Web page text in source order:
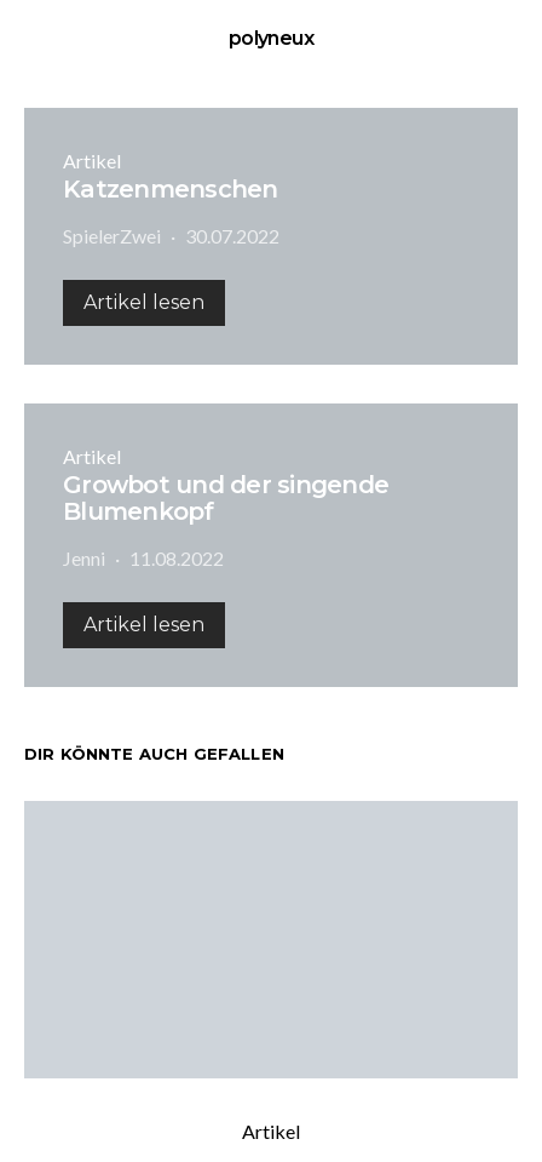
polyneux
Artikel
Katzenmenschen
SpielerZwei 30.07.2022
Artikel lesen
Artikel
Growbot und der singende
Blumenkopf
Jenni 11.08.2022
Artikel lesen
DIR KÖNNTE AUCH GEFALLEN
Artikel